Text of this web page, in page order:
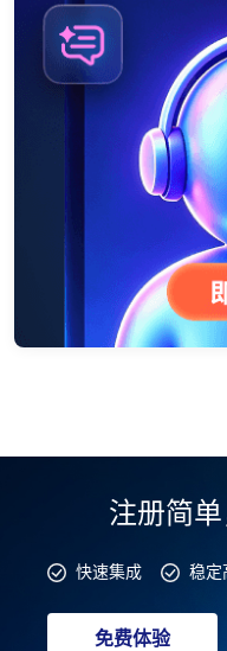
注册简单
快速集成 稳定
免费体验